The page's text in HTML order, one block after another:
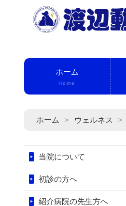
ホーム
Home
ホーム ウェルネス
当院について
初診の方へ
紹介病院の先生方へ